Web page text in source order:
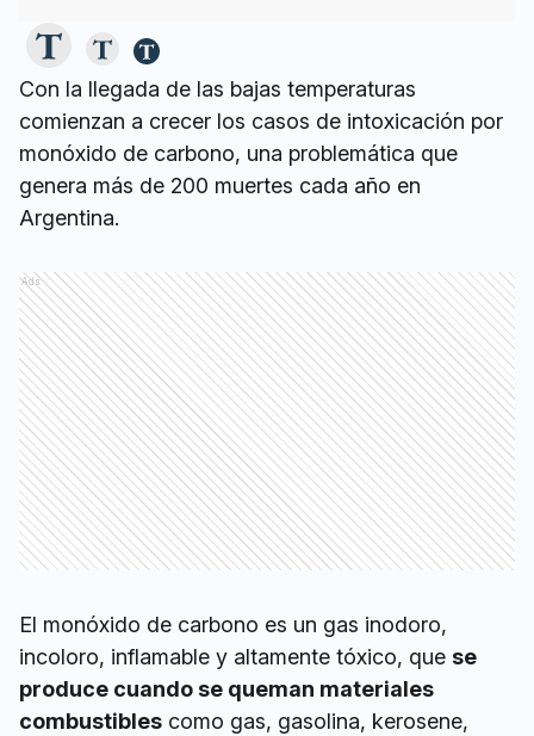
Con la llegada de las bajas temperaturas
comienzan a crecer los casos de intoxicación por
monóxido de carbono, una problemática que
genera más de 200 muertes cada año en
Argentina.
Ads
El monóxido de carbono es un gas inodoro,
incoloro, inflamable y altamente tóxico, que se
produce cuando se queman materiales
combustibles como gas, gasolina, kerosene,